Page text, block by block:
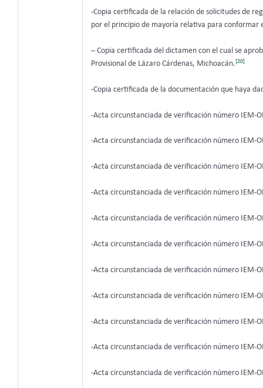
-Copia certificada de la relación de solicitudes de
por el principio de mayoría relativa para conformar
– Copia certificada del dictamen con el cual se
Provisional de Lázaro Cárdenas, Michoacán.[20]
-Copia certificada de la documentación que haya
-Acta circunstanciada de verificación número IEM-
-Acta circunstanciada de verificación número IEM-
-Acta circunstanciada de verificación número IEM-
-Acta circunstanciada de verificación número IEM-
-Acta circunstanciada de verificación número IEM-
-Acta circunstanciada de verificación número IEM-
-Acta circunstanciada de verificación número IEM-
-Acta circunstanciada de verificación número IEM-
-Acta circunstanciada de verificación número IEM-
-Acta circunstanciada de verificación número IEM-
-Acta circunstanciada de verificación número IEM-